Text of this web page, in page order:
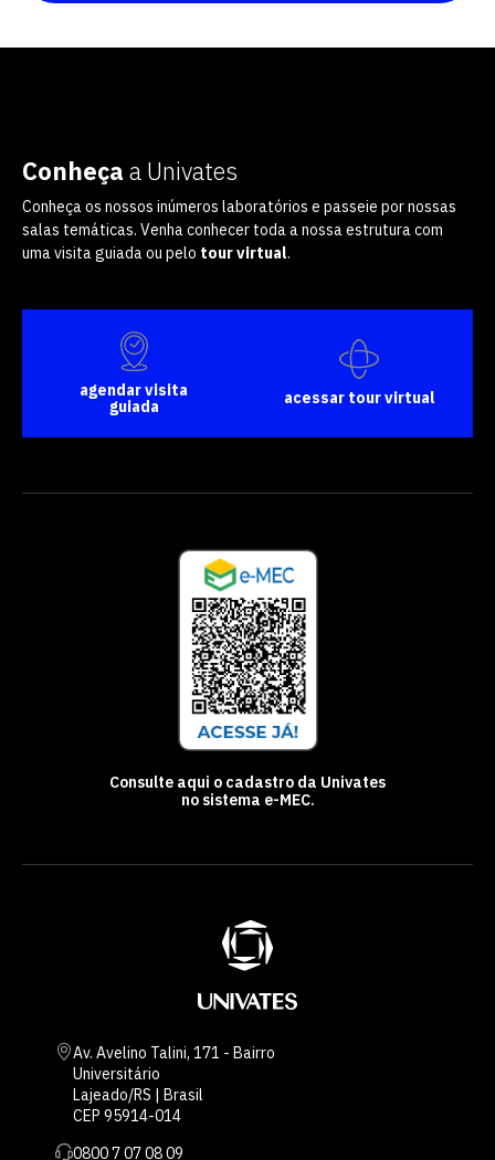
Conheça a Univates
Conheça os nossos inúmeros laboratórios e passeie por nossas
salas temáticas. Venha conhecer toda a nossa estrutura com
uma visita guiada ou pelo tour virtual.
agendar visita
guiada
acessar tour virtual
Consulte aqui o cadastro da Univates
no sistema e-MEC.
Av. Avelino Talini, 171 - Bairro
Universitário
Lajeado/RS | Brasil
CEP 95914-014
0800 7 07 08 09